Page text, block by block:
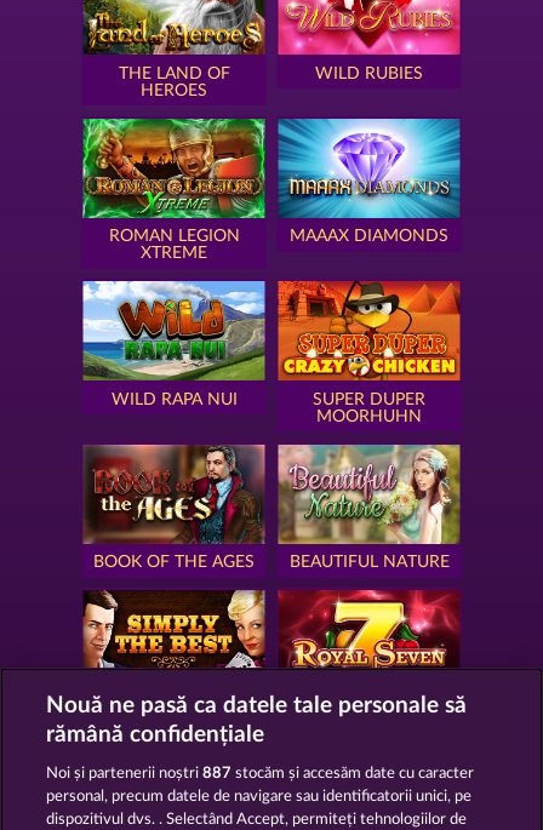
THE LAND OF
HEROES
WILD RUBIES
ROMAN LEGION
XTREME
MAAAX DIAMONDS
WILD RAPA NUI
SUPER DUPER
MOORHUHN
BOOK OF THE AGES BEAUTIFUL NATURE
SIMPLY THE BEST ROYAL SEVEN
Nouă ne pasă ca datele tale personale să
rămână confidențiale
Noi și partenerii noștri887 stocăm și accesăm date cu caracter
personal, precum datele de navigare sau identificatorii unici, pe
dispozitivul dvs. . Selectând Accept, permiteți tehnologiilor de